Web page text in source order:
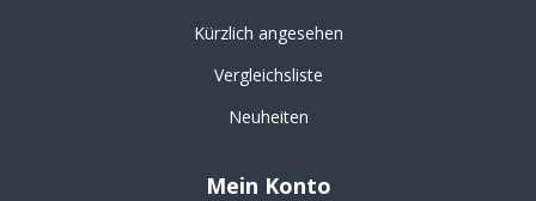
Kürzlich angesehen
Vergleichsliste
Neuheiten
Mein Konto